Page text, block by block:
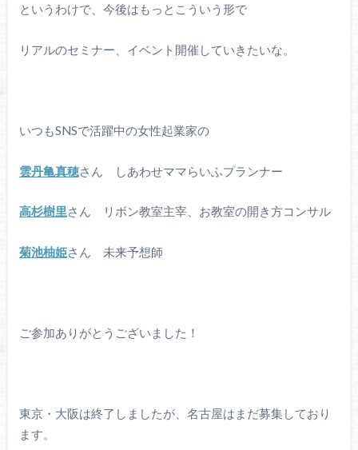
というわけで、今後はもっとこういう形で
リアルのセミナー、イベント開催していきたいな。
いつもSNSで活躍中の女性起業家の
雲丹亀真穂さん しあわせママらいふプランナー
高杉樹里さん リボン教室主宰、お教室の開き方コンサル
菊池柚姫さん 未来予想師
ご参加ありがとうございました！
東京・大阪は終了しましたが、名古屋はまだ募集しており
ます。